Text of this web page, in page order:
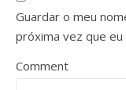
Guardar o meu
próxima vez que eu
Comment